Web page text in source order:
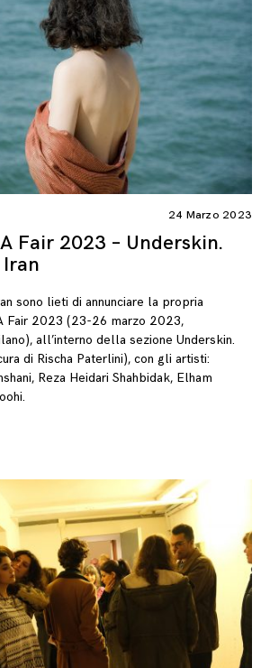
24 Marzo 2023
Fair 2023 – Underskin.
sono lieti di annunciare la propria
Fair 2023 (23-26 marzo 2023,
all’interno della sezione Underskin.
di Rischa Paterlini), con gli artisti:
Reza Heidari Shahbidak, Elham